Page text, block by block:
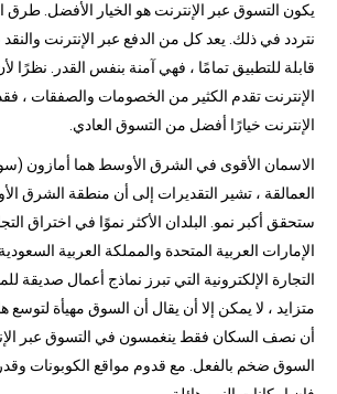
يكون التسوق عبر الإنترنت هو الخيار الأفضل. طرق
نتردد في ذلك. يعد كل من الدفع عبر الإنترنت والنقد
قابلة للتطبيق تمامًا ، فهي آمنة بنفس القدر. نظرًا
الإنترنت تقدم الكثير من الخصومات والصفقات ،
الإنترنت خيارًا أفضل من التسوق العادي.
الاسمان الأقوى في الشرق الأوسط هما أمازون
العمالقة ، تشير التقديرات إلى أن منطقة الشرق
ستحقق أكبر نمو. البلدان الأكثر نموًا في اختراق
الإمارات العربية المتحدة والمملكة العربية
التجارة الإلكترونية التي تبرز نماذج أعمال صديقة
متزايد ، لا يمكن إلا أن يقال أن السوق مهيأة
أن نصف السكان فقط ينغمسون في التسوق عبر
السوق ضخم بالفعل. مع قدوم مواقع الكوبونات